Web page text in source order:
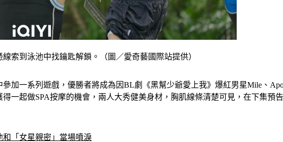
索到泳池中找鑰匙解鎖。（圖／愛奇藝國際站提供）
加一系列遊戲，優勝者將成為因BL劇《黑幫少爺愛上我》爆紅男星Mile、
得一起做SPA按摩的機會，兩人大秀健美身材，胸肌線條清楚可見，在下集
和「女星親密」當場噴淚